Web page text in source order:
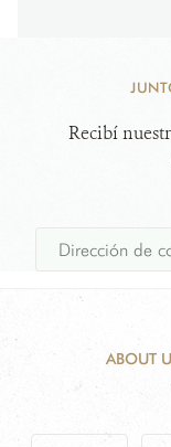
Recibí
ABOUT